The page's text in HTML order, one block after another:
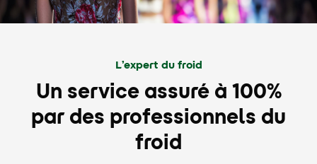
L’expert du froid
Un service assuré à 100%
par des professionnels du
froid